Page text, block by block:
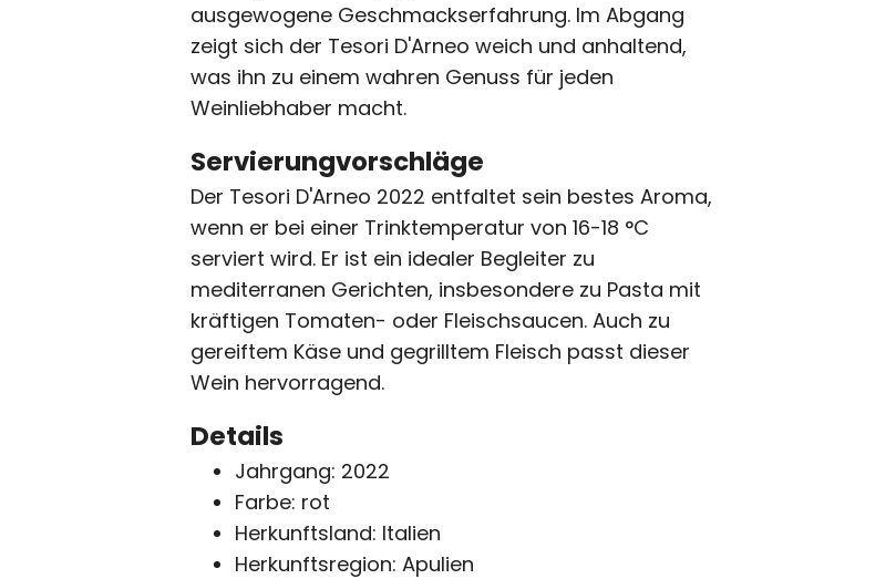
ausgewogene Geschmackserfahrung. Im Abgang
zeigt sich der Tesori D'Arneo weich und anhaltend,
was ihn zu einem wahren Genuss für jeden
Weinliebhaber macht.
Servierungvorschläge
Der Tesori D'Arneo 2022 entfaltet sein bestes Aroma,
wenn er bei einer Trinktemperatur von 16-18 °C
serviert wird. Er ist ein idealer Begleiter zu
mediterranen Gerichten, insbesondere zu Pasta mit
kräftigen Tomaten- oder Fleischsaucen. Auch zu
gereiftem Käse und gegrilltem Fleisch passt dieser
Wein hervorragend.
Details
Jahrgang: 2022
Farbe: rot
Herkunftsland: Italien
Herkunftsregion: Apulien